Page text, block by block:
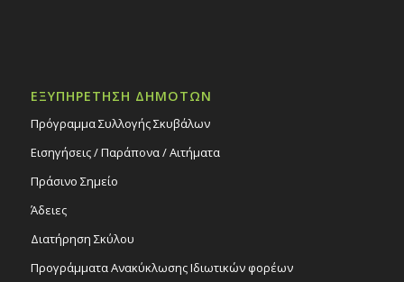
ΕΞΥΠΗΡΕΤΗΣΗ ΔΗΜΟΤΩΝ
Πρόγραμμα Συλλογής Σκυβάλων
Εισηγήσεις / Παράπονα / Αιτήματα
Πράσινο Σημείο
Άδειες
Διατήρηση Σκύλου
Προγράμματα Ανακύκλωσης Ιδιωτικών φορέων